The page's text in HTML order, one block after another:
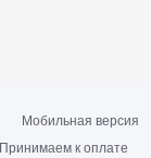
Мобильная версия
Принимаем к оплате